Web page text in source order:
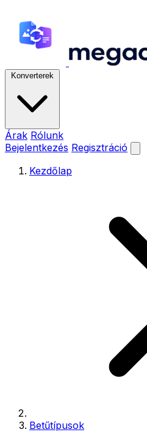
Konverterek
Árak Rólunk
Bejelentkezés Regisztráció
Kezdőlap
Betűtípusok